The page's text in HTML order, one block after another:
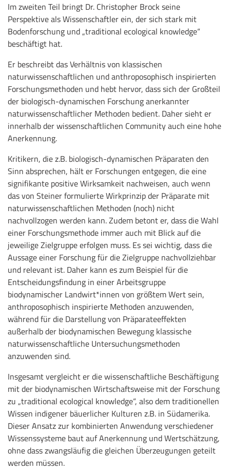
Im zweiten Teil bringt Dr. Christopher Brock seine
Perspektive als Wissenschaftler ein, der sich stark mit
Bodenforschung und „traditional ecological knowledge“
beschäftigt hat.
Er beschreibt das Verhältnis von klassischen
naturwissenschaftlichen und anthroposophisch inspirierten
Forschungsmethoden und hebt hervor, dass sich der Großteil
der biologisch-dynamischen Forschung anerkannter
naturwissenschaftlicher Methoden bedient. Daher sieht er
innerhalb der wissenschaftlichen Community auch eine hohe
Anerkennung.
Kritikern, die z.B. biologisch-dynamischen Präparaten den
Sinn absprechen, hält er Forschungen entgegen, die eine
signifikante positive Wirksamkeit nachweisen, auch wenn
das von Steiner formulierte Wirkprinzip der Präparate mit
naturwissenschaftlichen Methoden (noch) nicht
nachvollzogen werden kann. Zudem betont er, dass die Wahl
einer Forschungsmethode immer auch mit Blick auf die
jeweilige Zielgruppe erfolgen muss. Es sei wichtig, dass die
Aussage einer Forschung für die Zielgruppe nachvollziehbar
und relevant ist. Daher kann es zum Beispiel für die
Entscheidungsfindung in einer Arbeitsgruppe
biodynamischer Landwirt*innen von größtem Wert sein,
anthroposophisch inspirierte Methoden anzuwenden,
während für die Darstellung von Präparateeffekten
außerhalb der biodynamischen Bewegung klassische
naturwissenschaftliche Untersuchungsmethoden
anzuwenden sind.
Insgesamt vergleicht er die wissenschaftliche Beschäftigung
mit der biodynamischen Wirtschaftsweise mit der Forschung
zu „traditional ecological knowledge“, also dem traditionellen
Wissen indigener bäuerlicher Kulturen z.B. in Südamerika.
Dieser Ansatz zur kombinierten Anwendung verschiedener
Wissenssysteme baut auf Anerkennung und Wertschätzung,
ohne dass zwangsläufig die gleichen Überzeugungen geteilt
werden müssen.